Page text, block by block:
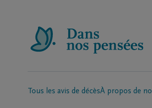
Tous les avis de décèsÀ propos de